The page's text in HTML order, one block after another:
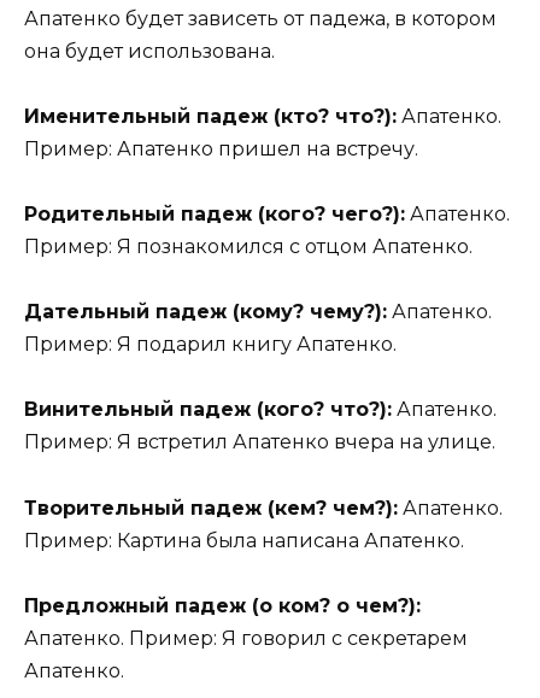
Апатенко будет зависеть от падежа, в котором
она будет использована.
Именительный падеж (кто? что?): Апатенко.
Пример: Апатенко пришел на встречу.
Родительный падеж (кого? чего?): Апатенко.
Пример: Я познакомился с отцом Апатенко.
Дательный падеж (кому? чему?): Апатенко.
Пример: Я подарил книгу Апатенко.
Винительный падеж (кого? что?): Апатенко.
Пример: Я встретил Апатенко вчера на улице.
Творительный падеж (кем? чем?): Апатенко.
Пример: Картина была написана Апатенко.
Предложный падеж (о ком? о чем?):
Апатенко. Пример: Я говорил с секретарем
Апатенко.